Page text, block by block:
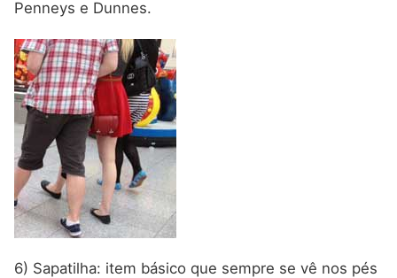
Penneys e Dunnes.
6) Sapatilha: item básico que sempre se vê nos pés